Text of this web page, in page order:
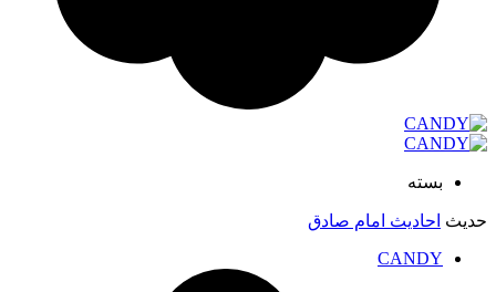
بسته
احادیث امام صادق
CANDY